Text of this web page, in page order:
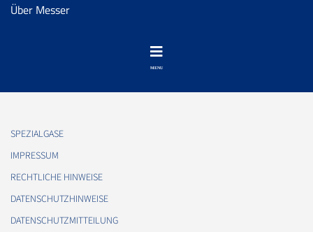
Über Messer
SPEZIALGASE
IMPRESSUM
RECHTLICHE HINWEISE
DATENSCHUTZHINWEISE
DATENSCHUTZMITTEILUNG